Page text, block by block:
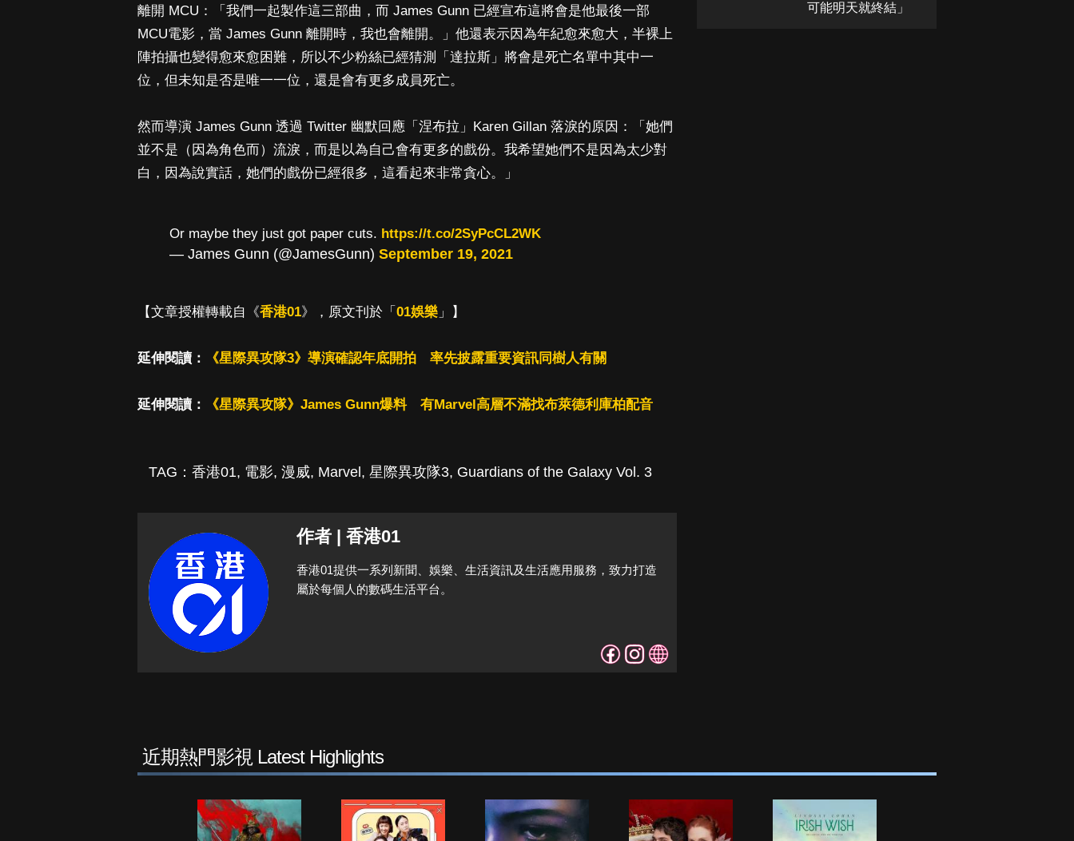
離開 MCU：「我們一起製作這三部曲，而 James Gunn 已經宣布這將會是他最後一部
MCU電影，當 James Gunn 離開時，我也會離開。」他還表示因為年紀愈來愈大，半裸上
陣拍攝也變得愈來愈困難，所以不少粉絲已經猜測「達拉斯」將會是死亡名單中其中一
位，但未知是否是唯一一位，還是會有更多成員死亡。
然而導演 James Gunn 透過 Twitter 幽默回應「涅布拉」Karen Gillan 落淚的原因：「她們
並不是（因為角色而）流淚，而是以為自己會有更多的戲份。我希望她們不是因為太少對
白，因為說實話，她們的戲份已經很多，這看起來非常貪心。」
Or maybe they just got paper cuts. https://t.co/2SyPcCL2WK
— James Gunn (@JamesGunn) September 19, 2021
【文章授權轉載自《香港01》，原文刊於「 01娛樂 」】
延伸閱讀： 《星際異攻隊3》導演確認年底開拍 率先披露重要資訊同樹人有關
延伸閱讀： 《星際異攻隊》James Gunn爆料 有Marvel高層不滿找布萊德利庫柏配音
TAG： 香港01, 電影, 漫威, Marvel, 星際異攻隊3, Guardians of the Galaxy Vol. 3
作者 | 香港01
香港01提供一系列新聞、娛樂、生活資訊及生活應用服務，致力打造
屬於每個人的數碼生活平台。
可能明天就終結」
近期熱門影視 Latest Highlights